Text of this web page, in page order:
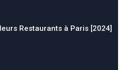
Restaurants à Paris [2024]